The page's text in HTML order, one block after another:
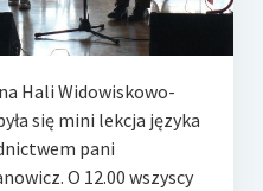
Hali Widowiskowo-
się mini lekcja języka
pani
O 12.00 wszyscy